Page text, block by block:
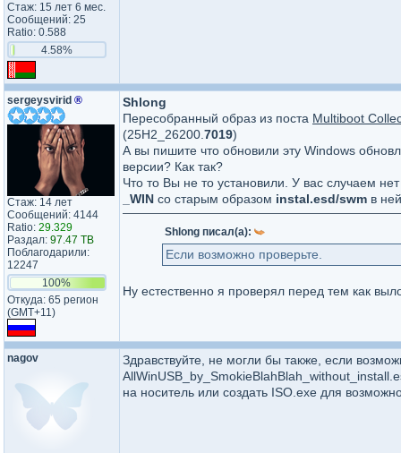
Стаж: 15 лет 6 мес.
Сообщений: 25
Ratio: 0.588
4.58%
sergeysvirid ®
Стаж: 14 лет
Сообщений: 4144
Ratio: 29.329
Раздал: 97.47 TB
Поблагодарили:
12247
100%
Откуда: 65 регион
(GMT+11)
Shlong
Пересобранный образ из поста Multiboot
(25H2_26200. 7019)
А вы пишите что обновили эту Windows
версии? Как так?
Что то Вы не то установили. У вас случаем
_WIN со старым образом instal.esd/swm в
Shlong писал(а):
Если возможно проверьте.
Ну естественно я проверял перед тем как
nagov
Здравствуйте, не могли бы также, если
на носитель или создать ISO.exe для